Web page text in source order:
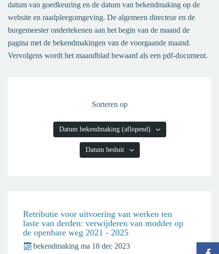
datum van goedkeuring en de datum van bekendmaking op de
website en raadpleegomgeving. De algemeen directeur en de
burgemeester ondertekenen aan het begin van de maand de
pagina met de bekendmakingen van de voorgaande maand.
Vervolgens wordt het maandblad bewaard als een pdf-document.
Sorteren op
Datum bekendmaking (aflopend)
Datum besluit(aflopend)
Retributie voor uitvoering van werken ten
laste van derden: verwijderen van modder op
de openbare weg 2021 - 2025
bekendmaking ma 18 dec 2023